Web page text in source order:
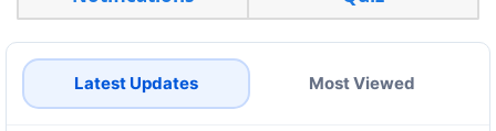
Latest Updates Most Viewed